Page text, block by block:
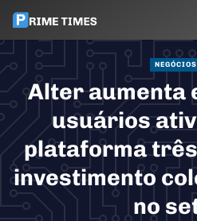
NEGÓCIOS
Alter aumenta
usuários
plataforma
investimento
no